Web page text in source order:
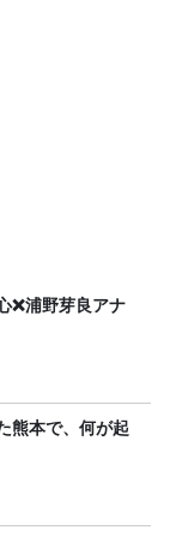
❌浦野芽良アナ
熊本で、何が起